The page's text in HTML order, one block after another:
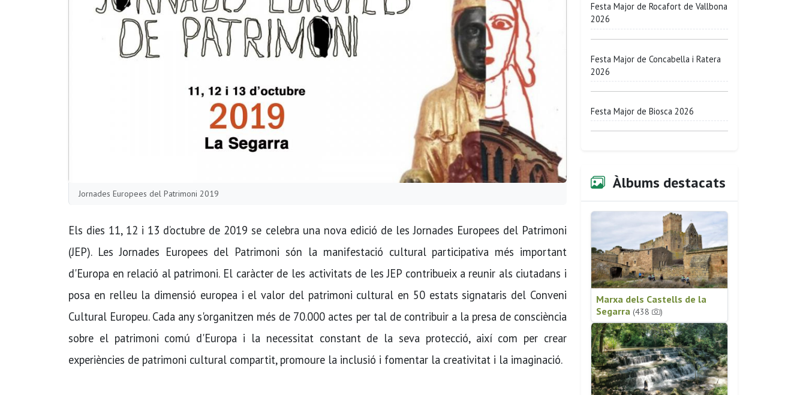
Jornades Europees del Patrimoni 2019
Els dies 11, 12 i 13 d’octubre de 2019 se celebra una nova edició de les Jornades Europees del Patrimoni
(JEP). Les Jornades Europees del Patrimoni són la manifestació cultural participativa més important
d'Europa en relació al patrimoni. El caràcter de les activitats de les JEP contribueix a reunir als ciutadans i
posa en relleu la dimensió europea i el valor del patrimoni cultural en 50 estats signataris del Conveni
Cultural Europeu. Cada any s'organitzen més de 70.000 actes per tal de contribuir a la presa de consciència
sobre el patrimoni comú d'Europa i la necessitat constant de la seva protecció, així com per crear
experiències de patrimoni cultural compartit, promoure la inclusió i fomentar la creativitat i la imaginació.
Festa Major de Rocafort de Vallbona
2026
Festa Major de Concabella i Ratera
2026
Festa Major de Biosca 2026
Àlbums destacats
Marxa dels Castells de la
Segarra (438 )